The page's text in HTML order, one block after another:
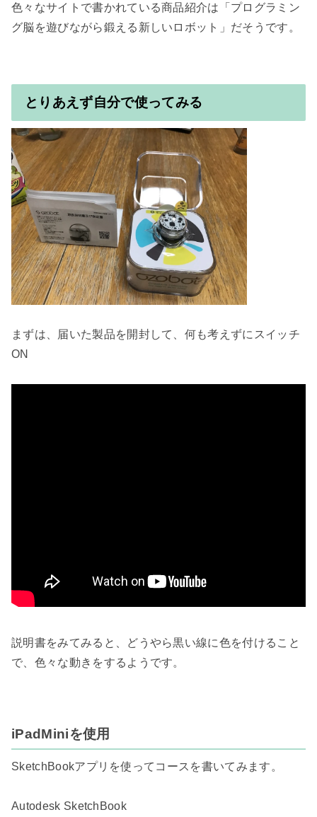
色々なサイトで書かれている商品紹介は「プログラミン
グ脳を遊びながら鍛える新しいロボット」だそうです。
とりあえず自分で使ってみる
まずは、届いた製品を開封して、何も考えずにスイッチ
ON
説明書をみてみると、どうやら黒い線に色を付けること
で、色々な動きをするようです。
iPadMiniを使用
SketchBookアプリを使ってコースを書いてみます。